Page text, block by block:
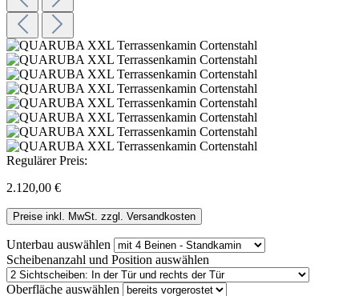
Regulärer Preis:
2.120,00 €
Preise inkl. MwSt. zzgl. Versandkosten
Unterbau auswählen
Scheibenanzahl und Position auswählen
Oberfläche auswählen